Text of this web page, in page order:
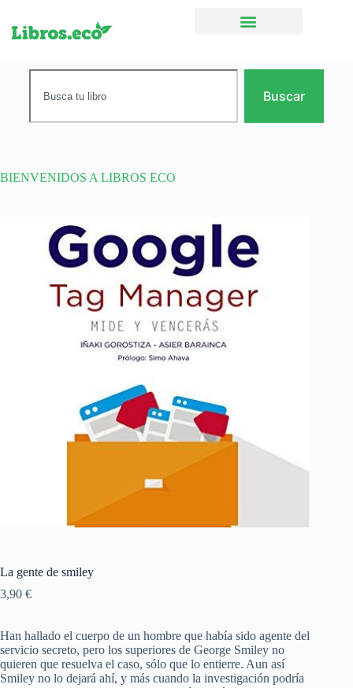
Buscar
BIENVENIDOS A LIBROS ECO
La gente de smiley
3,90 €
Han hallado el cuerpo de un hombre que había sido agente del
servicio secreto, pero los superiores de George Smiley no
quieren que resuelva el caso, sólo que lo entierre. Aun así
Smiley no lo dejará ahí, y más cuando la investigación podría